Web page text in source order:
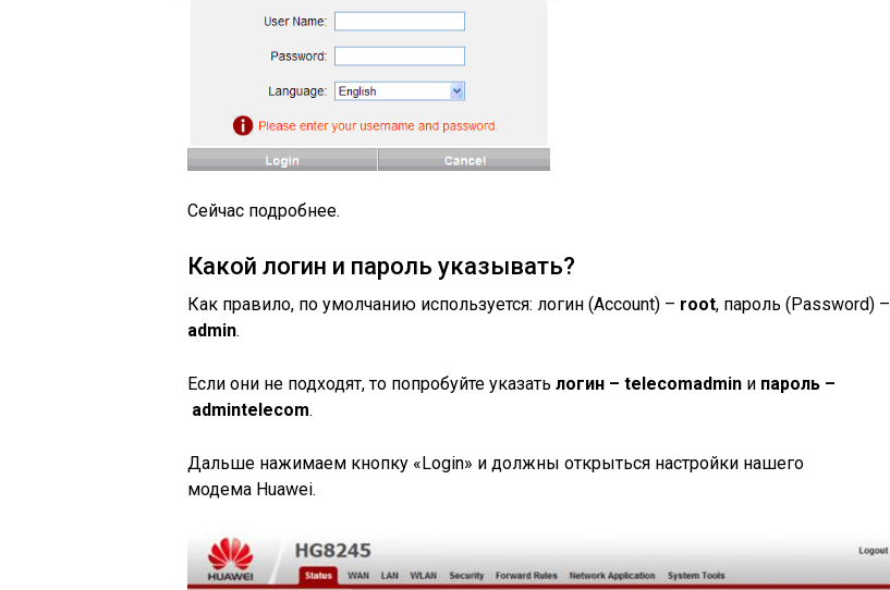
Сейчас подробнее.
Какой логин и пароль указывать?
Как правило, по умолчанию используется: логин (Account) – root, пароль (Password) –
admin.
Если они не подходят, то попробуйте указать логин – telecomadmin и пароль –
admintelecom.
Дальше нажимаем кнопку «Login» и должны открыться настройки нашего
модема Huawei.